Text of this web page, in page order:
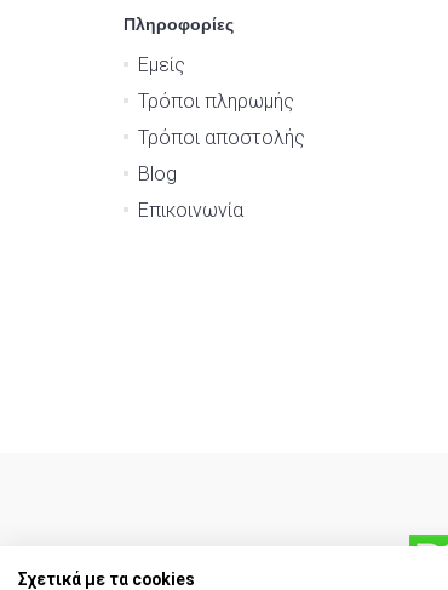
Πληροφορίες
Εμείς
Τρόποι πληρωμής
Τρόποι αποστολής
Blog
Επικοινωνία
Σχετικά με τα cookies